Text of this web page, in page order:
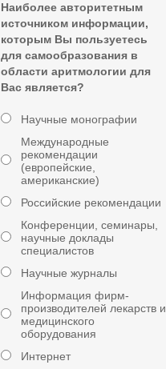
Наиболее авторитетным
источником информации,
которым Вы пользуетесь
для самообразования в
области аритмологии для
Вас является?
Научные монографии
Международные
рекомендации
(европейские,
американские)
Российские рекомендации
Конференции, семинары,
научные доклады
специалистов
Научные журналы
Информация фирм-
производителей лекарств и
медицинского
оборудования
Интернет